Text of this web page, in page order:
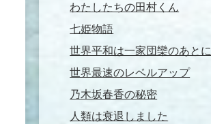
わたしたちの田村くん
七姫物語
世界平和は一家団欒のあとに
世界最速のレベルアップ
乃木坂春香の秘密
人類は衰退しました